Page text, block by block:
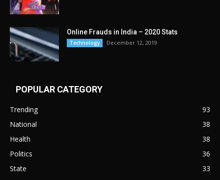
Online Frauds in India – 2020 Stats
Technology December 12, 2019
POPULAR CATEGORY
Trending
93
National
38
Health
38
Politics
36
State
33